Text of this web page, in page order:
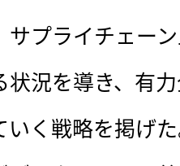
プライチェー
状況を導き、有
いく戦略を掲げ